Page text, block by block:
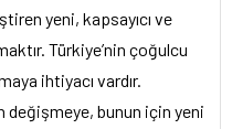
yeni, kapsayıcı ve
Türkiye’nin çoğulcu
ihtiyacı vardır.
değişmeye, bunun için yeni